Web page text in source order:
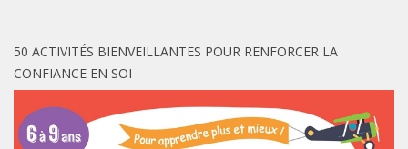
50 ACTIVITÉS BIENVEILLANTES POUR RENFORCER LA
CONFIANCE EN SOI